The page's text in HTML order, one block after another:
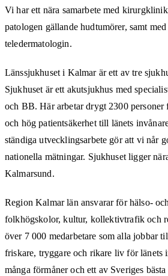
Vi har ett nära samarbete med
patologen gällande hudtumörer, samt
teledermatologin.
Länssjukhuset i Kalmar är ett av tre
Sjukhuset är ett akutsjukhus med
och BB. Här arbetar drygt 2300 personer
och hög patientsäkerhet till länets
ständiga utvecklingsarbete gör att vi når
nationella mätningar. Sjukhuset ligger
Kalmarsund.
Region Kalmar län ansvarar för hälso-
folkhögskolor, kultur, kollektivtrafik och
över 7 000 medarbetare som alla jobbar
friskare, tryggare och rikare liv för länets
många förmåner och ett av Sveriges